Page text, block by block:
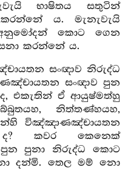
භාෂිතය සතුටින්
ය. මැනැවැයි
කොට ගෙන
කරන්නේ ය.
සංඥාව නිරුද්ධ
සංඥාව පුන
එකැතින් ඒ ආයුෂ්මත්හු
නිත්තණ්හයහ,
විඤ්ඤාණඤ්චායතන
කවර කෙනෙක්
පුනා නිරුද්ධ කොට
දන්මි. තෙල මම් නො